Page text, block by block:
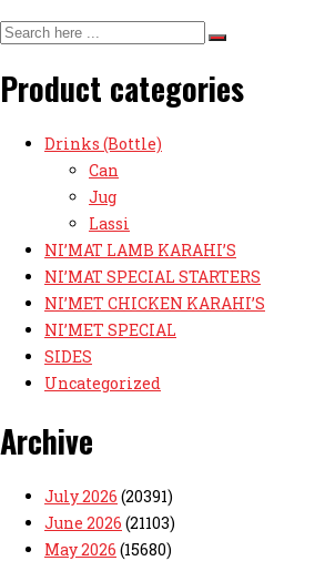
Product categories
Drinks (Bottle)
Can
Jug
Lassi
NI’MAT LAMB KARAHI’S
NI’MAT SPECIAL STARTERS
NI’MET CHICKEN KARAHI’S
NI’MET SPECIAL
SIDES
Uncategorized
Archive
July 2026 (20391)
June 2026 (21103)
May 2026 (15680)